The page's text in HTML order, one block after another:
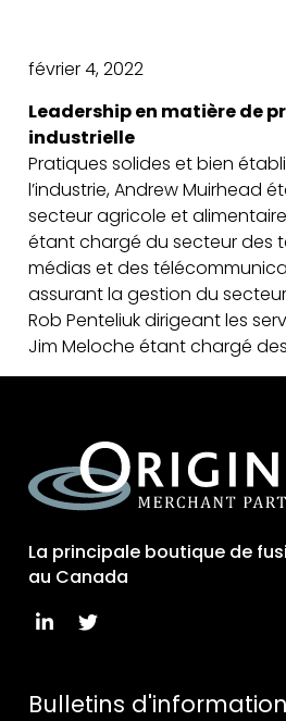
février 4, 2022
Leadership en matière de
industrielle
Pratiques solides et bien
l’industrie, Andrew Muirhead
secteur agricole et
étant chargé du secteur des
médias et des
assurant la gestion du secteur
Rob Penteliuk dirigeant les
Jim Meloche étant chargé
La principale boutique de
au Canada
Bulletins d'information